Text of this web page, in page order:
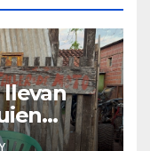
llevan
para